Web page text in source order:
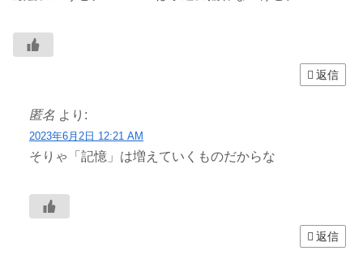
返信
匿名 より:
2023年6月2日 12:21 AM
そりゃ「記憶」は増えていくものだからな
返信